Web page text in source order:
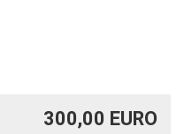
300,00 EURO